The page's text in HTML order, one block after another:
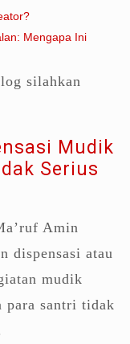
Mengapa Ini
silahkan
Mudik
Serius
Amin
dispensasi atau
mudik
para santri tidak